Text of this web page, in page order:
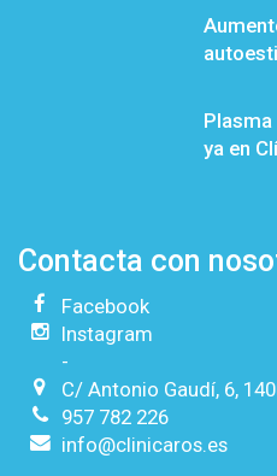
ya en
Contacta con
Facebook
Instagram
-
C/ Antonio Gaudí, 6,
957 782 226
info@clinicaros.es